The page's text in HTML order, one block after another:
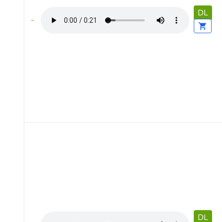
DL
DL